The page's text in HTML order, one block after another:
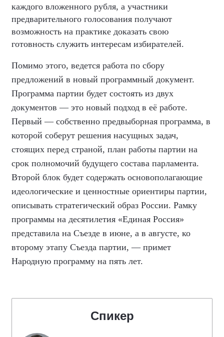
каждого вложенного рубля, а участники
предварительного голосования получают
возможность на практике доказать свою
готовность служить интересам избирателей.
Помимо этого, ведется работа по сбору
предложений в новый программный документ.
Программа партии будет состоять из двух
документов — это новый подход в её работе.
Первый — собственно предвыборная программа, в
которой соберут решения насущных задач,
стоящих перед страной, план работы партии на
срок полномочий будущего состава парламента.
Второй блок будет содержать основополагающие
идеологические и ценностные ориентиры партии,
описывать стратегический образ России. Рамку
программы на десятилетия «Единая Россия»
представила на Съезде в июне, а в августе, ко
второму этапу Съезда партии, — примет
Народную программу на пять лет.
Спикер